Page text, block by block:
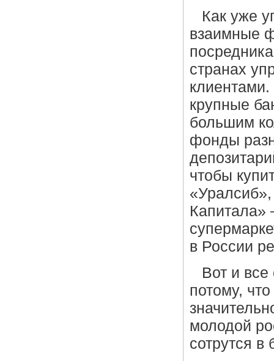
Как уже
взаимные
странах
крупные
большим
фонды
чтобы
Капитала»
в России
Вот и
потому,
молодой
сотрутся